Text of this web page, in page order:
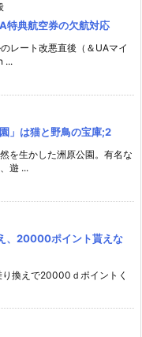
特典航空券の欠航対応
レート改悪直後（＆UAマイ
...
」は猫と野鳥の宝庫;2
を生かした洲原公園。有名な
遊 ...
、20000ポイント貰えな
換えで20000ｄポイントく